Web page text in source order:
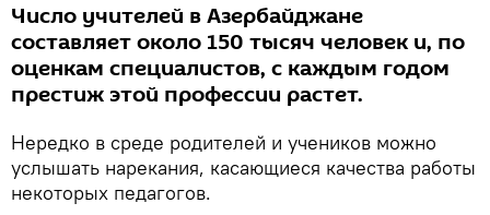
Число учителей в Азербайджане
составляет около 150 тысяч человек и, по
оценкам специалистов, с каждым годом
престиж этой профессии растет.
Нередко в среде родителей и учеников можно
услышать нарекания, касающиеся качества работы
некоторых педагогов.